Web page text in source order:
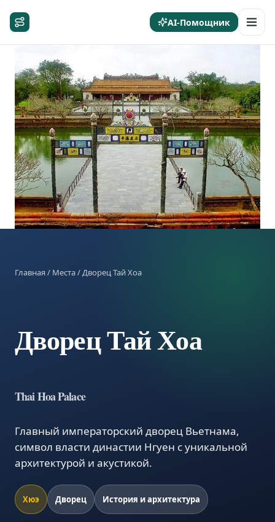
AI-Помощник
Главная/ Места/ Дворец Тай Хоа
Дворец Тай Хоа
Thai Hoa Palace
Главный императорский дворец Вьетнама,
символ власти династии Нгуен с уникальной
архитектурой и акустикой.
Хюэ Дворец История и архитектура